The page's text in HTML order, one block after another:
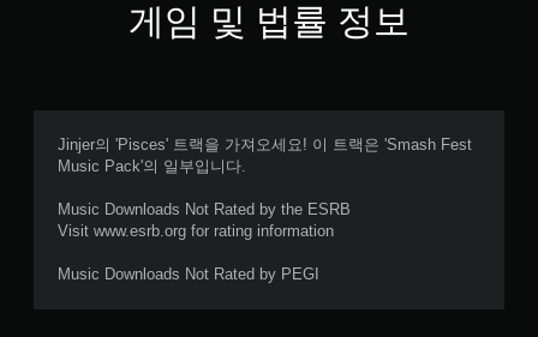
게임 및 법률 정보
Jinjer의 'Pisces' 트랙을 가져오세요! 이 트랙은 'Smash Fest
Music Pack'의 일부입니다.
Music Downloads Not Rated by the ESRB
Visit www.esrb.org for rating information
Music Downloads Not Rated by PEGI